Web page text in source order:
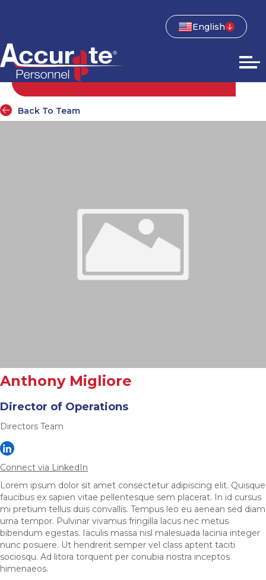
English
Back To Team
Anthony Migliore
Director of Operations
Directors Team
Connect via LinkedIn
Lorem ipsum dolor sit amet consectetur adipiscing elit. Quisque
faucibus ex sapien vitae pellentesque sem placerat. In id cursus
mi pretium tellus duis convallis. Tempus leo eu aenean sed diam
urna tempor. Pulvinar vivamus fringilla lacus nec metus
bibendum egestas. Iaculis massa nisl malesuada lacinia integer
nunc posuere. Ut hendrerit semper vel class aptent taciti
sociosqu. Ad litora torquent per conubia nostra inceptos
himenaeos.